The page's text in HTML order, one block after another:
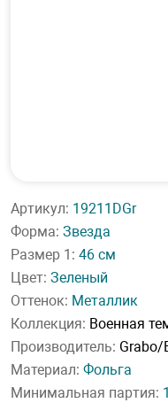
Артикул: 19211DGr
Форма: Звезда
Размер 1: 46 см
Цвет: Зеленый
Оттенок: Металлик
Коллекция: Военная
Производитель: Grabo/
Материал: Фольга
Минимальная партия: